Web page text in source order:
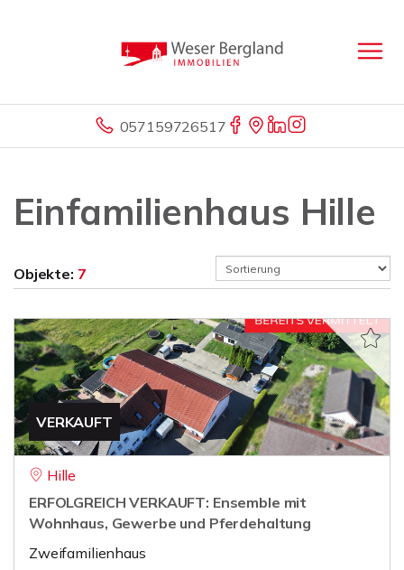
057159726517
Einfamilienhaus Hille
Objekte: 7
VERKAUFT
Hille
ERFOLGREICH VERKAUFT: Ensemble mit
Wohnhaus, Gewerbe und Pferdehaltung
Zweifamilienhaus